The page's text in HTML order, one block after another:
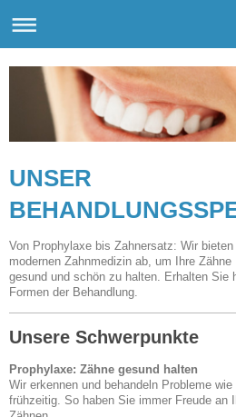
UNSER
Von Prophylaxe bis Zahnersatz: Wir
modernen Zahnmedizin ab, um Ihre
gesund und schön zu halten. Erhalten Sie
Formen der Behandlung.
Unsere Schwerpunkte
Prophylaxe: Zähne gesund halten
Wir erkennen und behandeln Probleme wie
frühzeitig. So haben Sie immer Freude an